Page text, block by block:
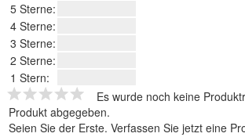
5 Sterne:
4 Sterne:
3 Sterne:
2 Sterne:
1 Stern:
Es wurde noch keine
Produkt abgegeben.
Seien Sie der Erste. Verfassen Sie jetzt eine